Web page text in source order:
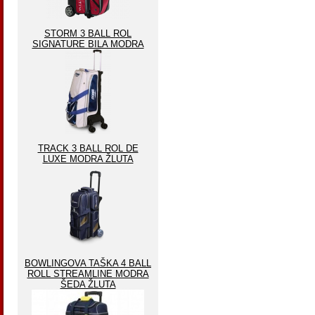
STORM 3 BALL ROL
SIGNATURE BILA MODRA
TRACK 3 BALL ROL DE
LUXE MODRA ŽLUTA
BOWLINGOVA TAŠKA 4 BALL
ROLL STREAMLINE MODRA
ŠEDA ŽLUTA